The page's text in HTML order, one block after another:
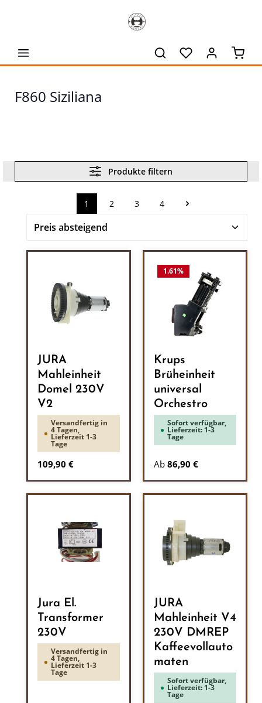
F860 Siziliana
Produkte filtern
Seite
1 Seite
2 Seite
3 Seite
4
JURA
Mahleinheit
Domel 230V
V2
Versandfertig in
4 Tagen,
Lieferzeit 1-3
Tage
Regulärer Preis:
109,90 €
1.61%
Krups
Brüheinheit
universal
Orchestro
Sofort verfügbar,
Lieferzeit: 1-3
Tage
Ab 86,90 €
Jura El.
Transformer
230V
Versandfertig in
4 Tagen,
Lieferzeit 1-3
Tage
JURA
Mahleinheit V4
230V DMREP
Kaffeevollauto
maten
Sofort verfügbar,
Lieferzeit: 1-3
Tage